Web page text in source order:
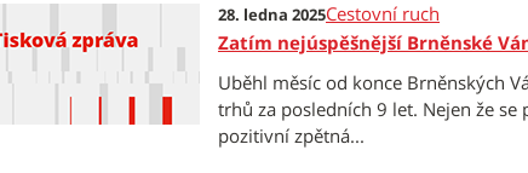
28. ledna 2025Cestovní ruch
Zatím nejúspěšnější Brněnské
Uběhl měsíc od konce Brněnských
trhů za posledních 9 let. Nejen že
pozitivní zpětná...